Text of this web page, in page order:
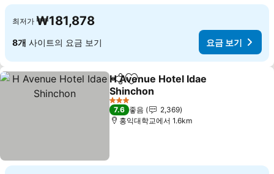
최저가 ₩181,878
8개 사이트의 요금 보기 요금 보기
공유 즐겨찾기에 추가
H Avenue Hotel Idae
Shinchon
요금 보기
3 성급
7.6 좋음
2,369
홍익대학교에서 1.6km